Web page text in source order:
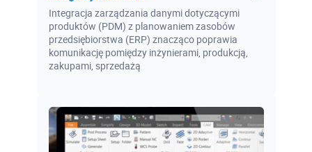
Integracja zarządzania danymi dotyczącymi
produktów (PDM) z planowaniem zasobów
przedsiębiorstwa (ERP) znacząco poprawia
komunikację pomiędzy inżynierami, produkcją,
zakupami, sprzedażą